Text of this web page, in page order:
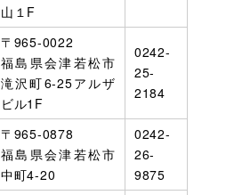
山１F
〒965-0022
福島県会津若松市
滝沢町6-25アルザ
ビル1F
0242-
25-
2184
〒965-0878
福島県会津若松市
中町4-20
0242-
26-
9875